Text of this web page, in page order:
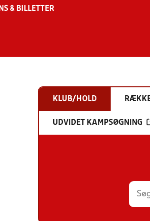
& BILLETTER
KLUB/HOLD
UDVIDET KAMPSØGNING